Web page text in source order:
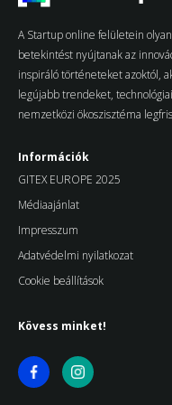
A Startup online felületein
betekintést nyújtanak az
inspiráló történeteket azoktól,
legújabb trendeket,
nemzetközi ökoszisztéma
Információk
GITEX EUROPE 2025
Médiaajánlat
Impresszum
Adatvédelmi nyilatkozat
Cookie beállítások
Kövess minket!